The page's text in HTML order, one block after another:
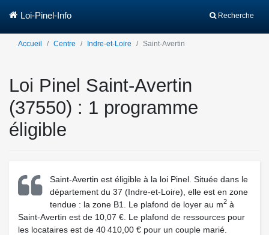
Recherche
Loi-Pinel-Info
Accueil Centre Indre-et-Loire Saint-Avertin
Loi Pinel Saint-Avertin
(37550) : 1 programme
éligible
Saint-Avertin est éligible à la loi Pinel. Située dans le
département du 37 (Indre-et-Loire), elle est en zone
tendue : la zone B1. Le plafond de loyer au m2à
Saint-Avertin est de 10,07 €. Le plafond de ressources pour
les locataires est de 40 410,00 € pour un couple marié.